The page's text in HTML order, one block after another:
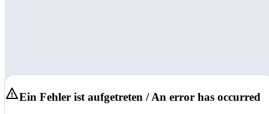
Ein Fehler ist aufgetreten / An error has occurred